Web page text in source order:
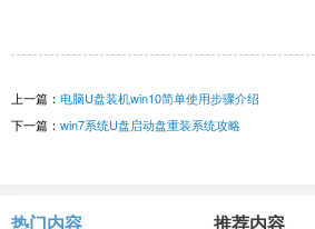
上一篇： 电脑U盘装机win10简单使用步骤介绍
下一篇： win7系统U盘启动盘重装系统攻略
热门内容 推荐内容